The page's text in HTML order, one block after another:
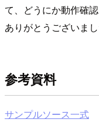
て、どうにか動作確
ありがとうございまし
参考資料
サンプルソース一式